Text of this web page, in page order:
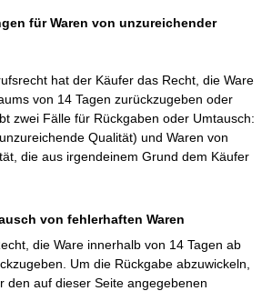
für Waren von unzureichender
hat der Käufer das Recht, die Ware
von 14 Tagen zurückzugeben oder
zwei Fälle für Rückgaben oder Umtausch:
Qualität) und Waren von
die aus irgendeinem Grund dem Käufer
von fehlerhaften Waren
die Ware innerhalb von 14 Tagen ab
Um die Rückgabe abzuwickeln,
den auf dieser Seite angegebenen